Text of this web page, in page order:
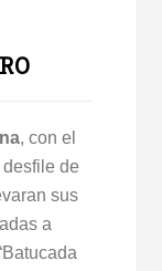
, con el
de
sus
a